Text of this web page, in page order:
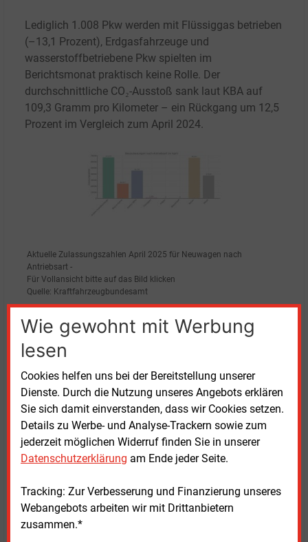
Wie gewohnt mit Werbung
lesen
Cookies helfen uns bei der Bereitstellung unserer
Dienste. Durch die Nutzung unseres Angebots erklären
Sie sich damit einverstanden, dass wir Cookies setzen.
Details zu Werbe- und Analyse-Trackern sowie zum
jederzeit möglichen Widerruf finden Sie in unserer
Datenschutzerklärung am Ende jeder Seite.
Tracking: Zur Verbesserung und Finanzierung unseres
Webangebots arbeiten wir mit Drittanbietern
zusammen.*
Lediglich 1.008 Pkw werden mit Flüssiggas betrieben
(–13,1 Prozent), Erdgasfahrzeuge und
wasserstoffbetriebene Pkw spielten im
Berichtsmonat praktisch keine Rolle. Der
durchschnittliche CO₂-Ausstoß sank laut KBA auf
109,3 Gramm pro Kilometer – ein Rückgang um 12,5
Prozent im Vergleich zum April 2024.
Aktuelle Zulassungszahlen April 2025 für Neuwagen nach
Antriebsart -
Für Vollansicht bitte auf das Bild klicken
Quelle: Kraftfahrzeugbundesamt
Bei den deutschen Marken konnten Opel mit plus
20,7 Prozent (Marktanteil 4,7 Prozent), Ford mit
15,2 Prozent (3,9 Prozent), Mini mit 10,7 Prozent (1,1
Prozent) und BMW mit 4,2 Prozent (9,3 Prozent)
zulegen. Deutlich rückläufig waren dagegen die
Zahlen bei Smart (minus 82,4 Prozent), Porsche
(minus 23,5 Prozent) und Audi (minus 16,7 Prozent).
Auch VW, die mit 20,3 Prozent Marktführer unter den
von 2,7 Prozent.
Unter den Importmarken stach Skoda mit einem Plus